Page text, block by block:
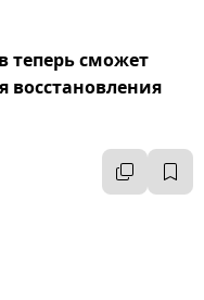
теперь сможет
восстановления